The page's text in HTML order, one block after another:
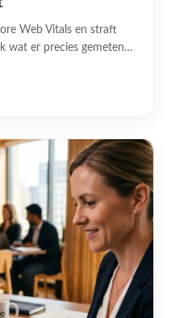
Web Vitals en straft
wat er precies gemeten…